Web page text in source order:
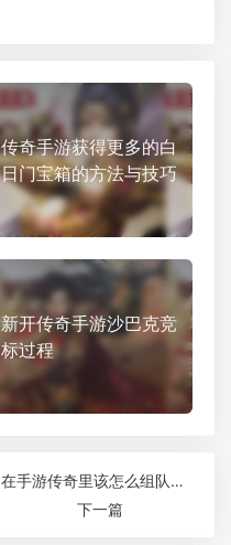
传奇手游获得更多的白
日门宝箱的方法与技巧
新开传奇手游沙巴克竞
标过程
在手游传奇里该怎么组队才好
下一篇